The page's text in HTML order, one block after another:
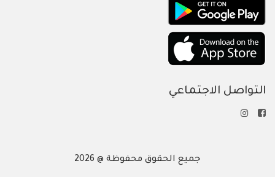
التواصل الاجتماعي
جميع الحقوق محفوظة @ 2026